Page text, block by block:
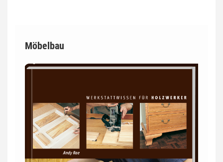
Möbelbau